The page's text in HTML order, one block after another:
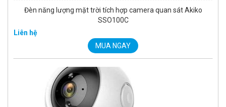
Đèn năng lượng mặt trời tích hợp camera quan sát Akiko
SSO100C
Liên hệ
MUA NGAY